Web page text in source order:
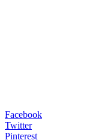
Facebook
Twitter
Pinterest